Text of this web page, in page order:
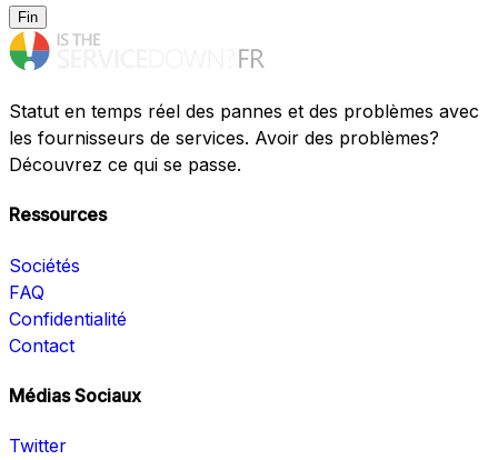
Fin
Statut en temps réel des pannes et des problèmes avec
les fournisseurs de services. Avoir des problèmes?
Découvrez ce qui se passe.
Ressources
Sociétés
FAQ
Confidentialité
Contact
Médias Sociaux
Twitter